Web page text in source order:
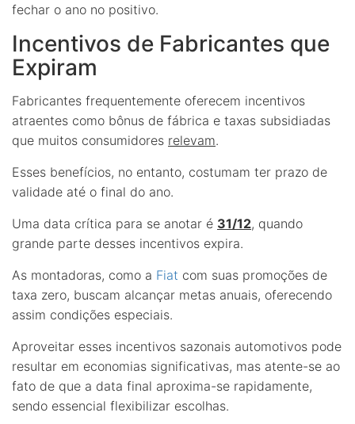
fechar o ano no positivo.
Incentivos de Fabricantes que
Expiram
Fabricantes frequentemente oferecem incentivos
atraentes como bônus de fábrica e taxas subsidiadas
que muitos consumidores relevam.
Esses benefícios, no entanto, costumam ter prazo de
validade até o final do ano.
Uma data crítica para se anotar é 31/12, quando
grande parte desses incentivos expira.
As montadoras, como a Fiat com suas promoções de
taxa zero, buscam alcançar metas anuais, oferecendo
assim condições especiais.
Aproveitar esses incentivos sazonais automotivos pode
resultar em economias significativas, mas atente-se ao
fato de que a data final aproxima-se rapidamente,
sendo essencial flexibilizar escolhas.